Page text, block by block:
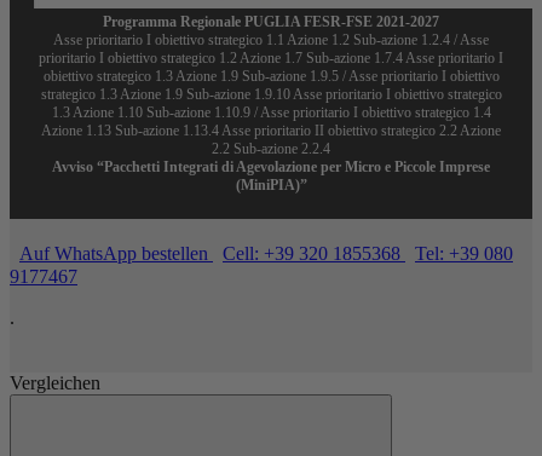
Programma Regionale PUGLIA FESR-FSE 2021-2027
Asse prioritario I obiettivo strategico 1.1 Azione 1.2 Sub-azione 1.2.4 / Asse
prioritario I obiettivo strategico 1.2 Azione 1.7 Sub-azione 1.7.4 Asse prioritario I
obiettivo strategico 1.3 Azione 1.9 Sub-azione 1.9.5 / Asse prioritario I obiettivo
strategico 1.3 Azione 1.9 Sub-azione 1.9.10 Asse prioritario I obiettivo strategico
1.3 Azione 1.10 Sub-azione 1.10.9 / Asse prioritario I obiettivo strategico 1.4
Azione 1.13 Sub-azione 1.13.4 Asse prioritario II obiettivo strategico 2.2 Azione
2.2 Sub-azione 2.2.4
Avviso “Pacchetti Integrati di Agevolazione per Micro e Piccole Imprese
(MiniPIA)”
Auf WhatsApp bestellen Cell: +39 320 1855368
Tel: +39 080
9177467
.
Vergleichen